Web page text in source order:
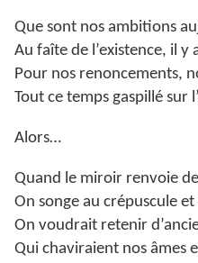
Que sont nos ambitions
Au faîte de l’existence, il y
Pour nos renoncements,
Tout ce temps gaspillé sur
Alors…
Quand le miroir renvoie
On songe au crépuscule et
On voudrait retenir
Qui chaviraient nos âmes